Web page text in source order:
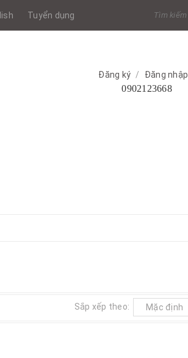
Tuyển dụng
Đăng ký / Đăng nhập
0902123668
Sắp xếp theo: